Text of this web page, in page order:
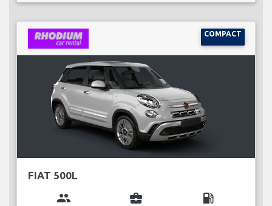
COMPACT
FIAT 500L
group business_center local_gas_station